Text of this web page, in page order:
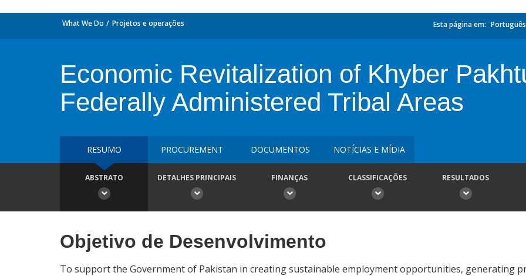
What We Do Projetos e operações Esta página em: Português
Economic Revitalization of Khyber
Federally Administered Tribal Areas
RESUMO PROCUREMENT DOCUMENTOS NOTÍCIAS E MÍDIA
ABSTRATO DETALHES PRINCIPAIS FINANÇAS CLASSIFICAÇÕES RESULTADOS
Objetivo de Desenvolvimento
To support the Government of Pakistan in creating sustainable employment opportunities, generating